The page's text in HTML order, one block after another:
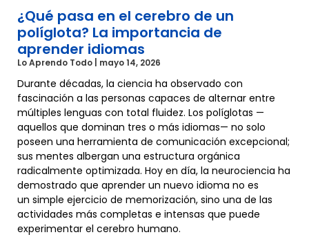
¿Qué pasa en el cerebro de un
políglota? La importancia de
aprender idiomas
Lo Aprendo Todo mayo 14, 2026
Durante décadas, la ciencia ha observado con
fascinación a las personas capaces de alternar entre
múltiples lenguas con total fluidez. Los políglotas —
aquellos que dominan tres o más idiomas— no solo
poseen una herramienta de comunicación excepcional;
sus mentes albergan una estructura orgánica
radicalmente optimizada. Hoy en día, la neurociencia ha
demostrado que aprender un nuevo idioma no es
un simple ejercicio de memorización, sino una de las
actividades más completas e intensas que puede
experimentar el cerebro humano.